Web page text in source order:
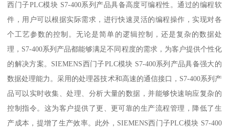
西门子PLC模块 S7-400系列产品具备高度可编程性。通过的编程软
件，用户可以根据实际需求，进行快速灵活的编程操作，实现对各
个工艺参数的控制。无论是简单的逻辑控制，还是复杂的数据处
理，S7-400系列产品都能够满足不同程度的需求，为客户提供个性化
的解决方案。SIEMENS西门子PLC模块 S7-400系列产品具备强大的
数据处理能力。采用的处理器技术和高速的通信接口，S7-400系列产
品可以实时收集、处理、分析大量的数据，并能够快速响应复杂的
控制指令。这为客户提供了更、更可靠的生产流程管理，降低了生
产成本，提增了生产效率。此外，SIEMENS西门子PLC模块 S7-400